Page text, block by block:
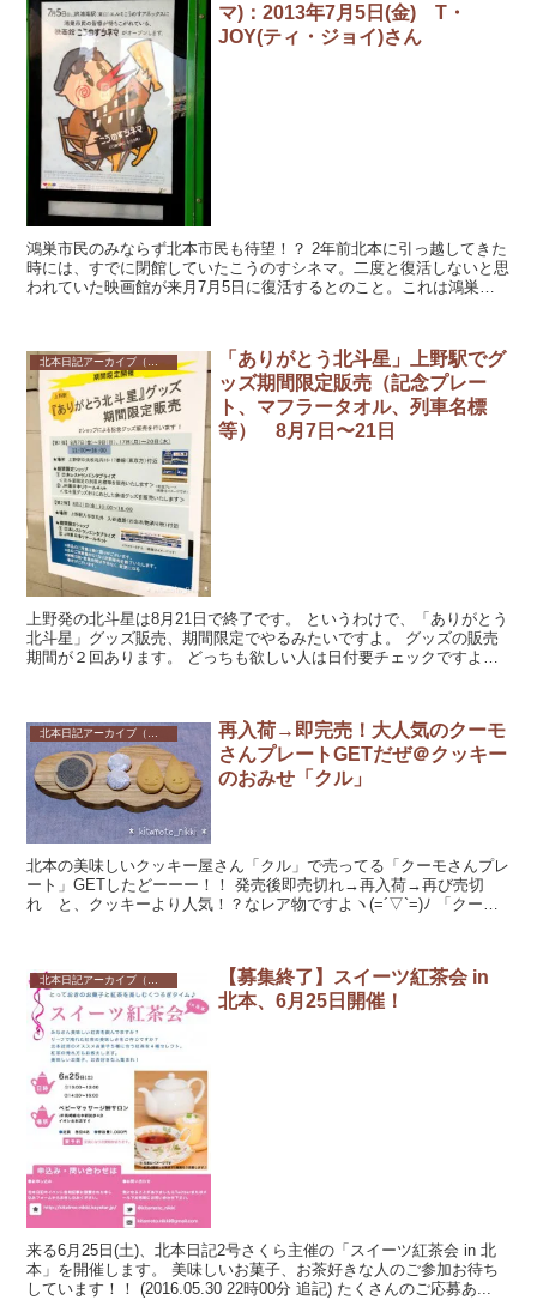
マ)：2013年7月5日(金) T・
JOY(ティ・ジョイ)さん
鴻巣市民のみならず北本市民も待望！？ 2年前北本に引っ越してきた
時には、すでに閉館していたこうのすシネマ。二度と復活しないと思
われていた映画館が来月7月5日に復活するとのこと。これは鴻巣市
北本日記アーカイブ（記録保存）
「ありがとう北斗星」上野駅でグ
ッズ期間限定販売（記念プレー
ト、マフラータオル、列車名標
等） 8月7日〜21日
上野発の北斗星は8月21日で終了です。 というわけで、「ありがとう
北斗星」グッズ販売、期間限定でやるみたいですよ。 グッズの販売
期間が２回あります。 どっちも欲しい人は日付要チェックですよ
再入荷→即完売！大人気のクーモ
さんプレートGETだぜ＠クッキー
のおみせ「クル」
北本の美味しいクッキー屋さん「クル」で売ってる「クーモさんプレ
ート」GETしたどーーー！！ 発売後即売切れ→再入荷→再び売切
れ と、クッキーより人気！？なレア物ですよヽ(=´▽`=)ﾉ 「クーモ
【募集終了】スイーツ紅茶会 in
北本、6月25日開催！
来る6月25日(土)、北本日記2号さくら主催の「スイーツ紅茶会 in 北
本」を開催します。 美味しいお菓子、お茶好きな人のご参加お待ち
しています！！ (2016.05.30 22時00分 追記) たくさんのご応募あ...